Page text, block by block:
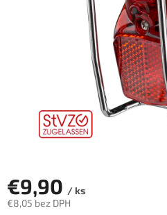
€9,90 / ks
€8,05 bez DPH